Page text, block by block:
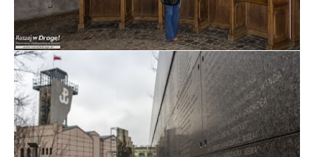
Wystawa w Muzeum Powstania Warszawskiego